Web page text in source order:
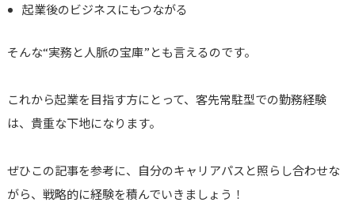
起業後のビジネスにもつながる
そんな“実務と人脈の宝庫”とも言えるのです。
これから起業を目指す方にとって、客先常駐型での勤務経験
は、貴重な下地になります。
ぜひこの記事を参考に、自分のキャリアパスと照らし合わせな
がら、戦略的に経験を積んでいきましょう！